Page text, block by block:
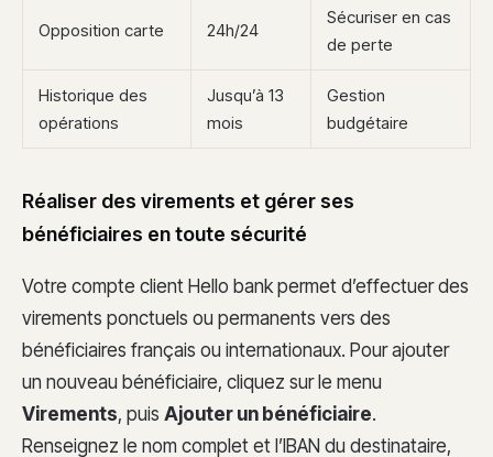
Opposition carte 24h/24
Sécuriser en cas
de perte
Historique des
opérations
Jusqu’à 13
mois
Gestion
budgétaire
Réaliser des virements et gérer ses
bénéficiaires en toute sécurité
Votre compte client Hello bank permet d’effectuer des
virements ponctuels ou permanents vers des
bénéficiaires français ou internationaux. Pour ajouter
un nouveau bénéficiaire, cliquez sur le menu
Virements, puis Ajouter un bénéficiaire.
Renseignez le nom complet et l’IBAN du destinataire,